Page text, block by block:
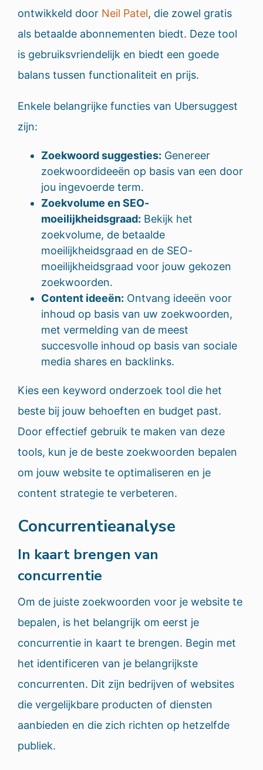
ontwikkeld door Neil Patel, die zowel gratis
als betaalde abonnementen biedt. Deze tool
is gebruiksvriendelijk en biedt een goede
balans tussen functionaliteit en prijs.
Enkele belangrijke functies van Ubersuggest
zijn:
Zoekwoord suggesties: Genereer
zoekwoordideeën op basis van een door
jou ingevoerde term.
Zoekvolume en SEO-
moeilijkheidsgraad: Bekijk het
zoekvolume, de betaalde
moeilijkheidsgraad en de SEO-
moeilijkheidsgraad voor jouw gekozen
zoekwoorden.
Content ideeën: Ontvang ideeën voor
inhoud op basis van uw zoekwoorden,
met vermelding van de meest
succesvolle inhoud op basis van sociale
media shares en backlinks.
Kies een keyword onderzoek tool die het
beste bij jouw behoeften en budget past.
Door effectief gebruik te maken van deze
tools, kun je de beste zoekwoorden bepalen
om jouw website te optimaliseren en je
content strategie te verbeteren.
Concurrentieanalyse
In kaart brengen van
concurrentie
Om de juiste zoekwoorden voor je website te
bepalen, is het belangrijk om eerst je
concurrentie in kaart te brengen. Begin met
het identificeren van je belangrijkste
concurrenten. Dit zijn bedrijven of websites
die vergelijkbare producten of diensten
aanbieden en die zich richten op hetzelfde
publiek.